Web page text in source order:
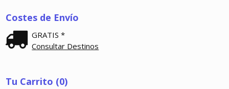
Costes de Envío
GRATIS *
Consultar Destinos
Tu Carrito (0)